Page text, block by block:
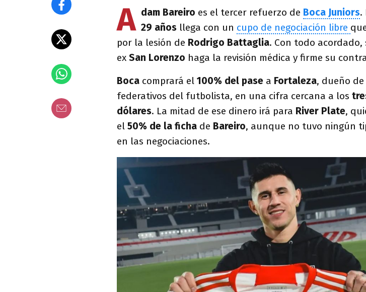
A dam Bareiro es el tercer refuerzo de Boca Juniors.
29 años llega con un cupo de negociación libre
por la lesión de Rodrigo Battaglia. Con todo acordado,
ex San Lorenzo haga la revisión médica y firme su
Boca comprará el 100% del pase a Fortaleza, dueño
federativos del futbolista, en una cifra cercana a los
dólares. La mitad de ese dinero irá para River Plate,
el 50% de la ficha de Bareiro, aunque no tuvo ningún
en las negociaciones.